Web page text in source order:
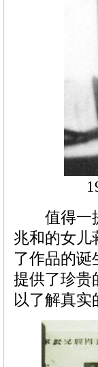
值得一提
兆和的女儿
了作品的诞
提供了珍贵
以了解真